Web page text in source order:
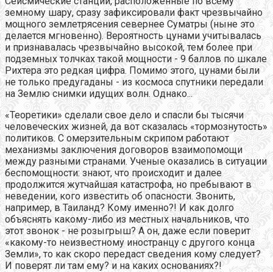
земному шару, сразу зафиксировали факт чрезвычайно
мощного землетрясения севернее Суматры (ныне это
делается мгновенно). Вероятность цунами учитывалась
и признавалась чрезвычайно высокой, тем более при
подземных толчках такой мощности - 9 баллов по шкале
Рихтера это редкая цифра. Помимо этого, цунами были
не только предугаданы - из космоса спутники передали
на Землю снимки идущих волн. Однако...
«Теоретики» сделали свое дело и спасли бы тысячи
человеческих жизней, да вот сказалась «тормознутость»
политиков. С омерзительным скрипом работают
механизмы заключения договоров взаимопомощи
между разными странами. Ученые оказались в ситуации
беспомощности: знают, что происходит и далее
продолжится жутчайшая катастрофа, но пребывают в
неведении, кого известить об опасности. Звонить,
например, в Таиланд? Кому именно?! И как долго
объяснять какому-либо из местных начальников, что
этот звонок - не розыгрыш? А он, даже если поверит
«какому-то неизвестному иностранцу с другого конца
Земли», то как скоро передаст сведения кому следует?
И поверят ли там ему? и на каких основаниях?!